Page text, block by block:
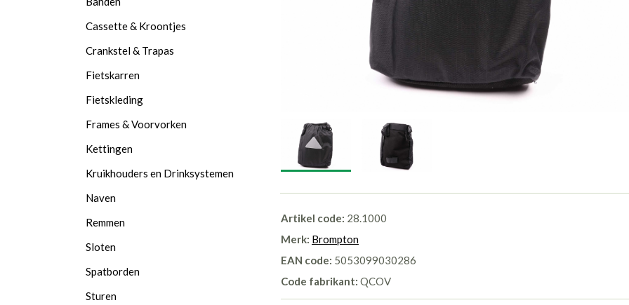
Artikel code: 28.1000
Merk: Brompton
EAN code: 5053099030286
Code fabrikant: QCOV
Cassette & Kroontjes
Crankstel & Trapas
Fietskarren
Fietskleding
Frames & Voorvorken
Kettingen
Kruikhouders en Drinksystemen
Naven
Remmen
Sloten
Spatborden
Sturen